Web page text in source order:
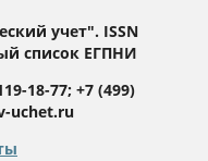
учет". ISSN
список ЕГПНИ
18-77; +7 (499)
uchet.ru